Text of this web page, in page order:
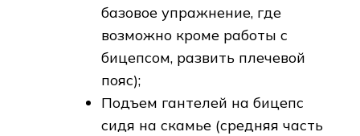
базовое упражнение, где
возможно кроме работы с
бицепсом, развить плечевой
пояс);
Подъем гантелей на бицепс
сидя на скамье (средняя часть